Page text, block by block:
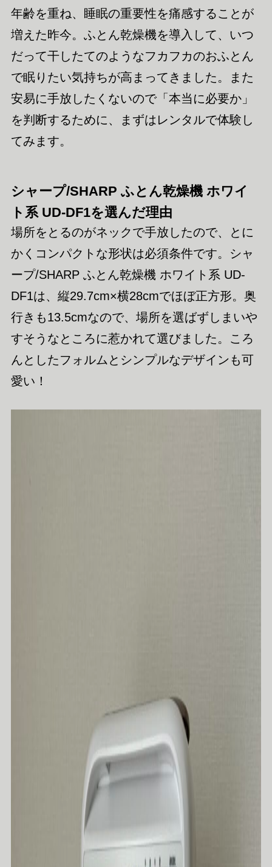
年齢を重ね、睡眠の重要性を痛感することが
増えた昨今。ふとん乾燥機を導入して、いつ
だって干したてのようなフカフカのおふとん
で眠りたい気持ちが高まってきました。また
安易に手放したくないので「本当に必要か」
を判断するために、まずはレンタルで体験し
てみます。
シャープ/SHARP ふとん乾燥機 ホワイ
ト系 UD-DF1を選んだ理由
場所をとるのがネックで手放したので、とに
かくコンパクトな形状は必須条件です。シャ
ープ/SHARP ふとん乾燥機 ホワイト系 UD-
DF1は、縦29.7cm×横28cmでほぼ正方形。奥
行きも13.5cmなので、場所を選ばずしまいや
すそうなところに惹かれて選びました。ころ
んとしたフォルムとシンプルなデザインも可
愛い！